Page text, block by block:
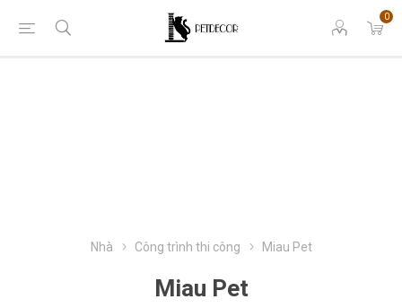
0
Nhà Công trình thi công Miau Pet
Miau Pet